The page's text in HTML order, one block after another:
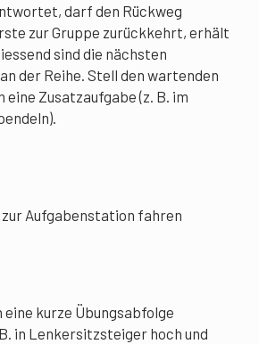
darf den Rückweg
zur Gruppe zurückkehrt, erhält
sind die nächsten
der Reihe. Stell den wartenden
Zusatzaufgabe (z. B. im
Aufgabenstation fahren
eine kurze Übungsabfolge
in Lenkersitzsteiger hoch und